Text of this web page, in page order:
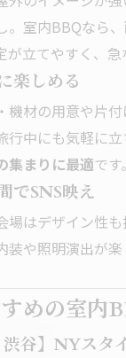
室内BBQなら、
が立てやすく、急
楽しめる
機材の用意や片
行中にも気軽に立
集まりに最適です。
でSNS映え
はデザイン性も
装や照明演出が
めの室内
谷】NYスタ